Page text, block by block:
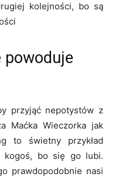
kolejności, bo są
powoduje
przyjąć nepotystów z
Maćka Wieczorka jak
to świetny przykład
kogoś, bo się go lubi.
prawdopodobnie nasi